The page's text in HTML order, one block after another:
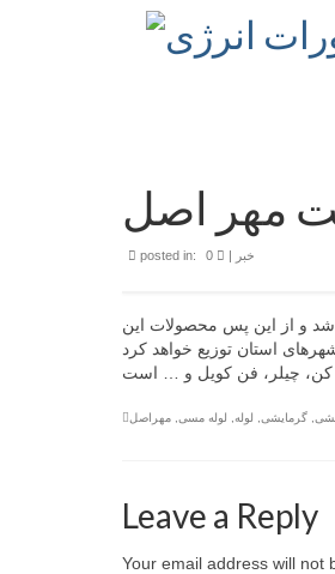
مهر اصل
posted in: خبر |
و از این پس محصولات این
گرمایشی لوله لوله مسی مهراصل
Leave a Reply
Your email address will not